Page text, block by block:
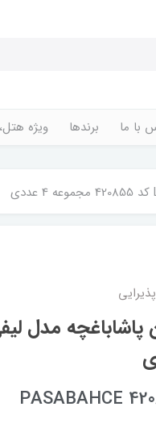
با ما برندها ویژه
PASABAHCE